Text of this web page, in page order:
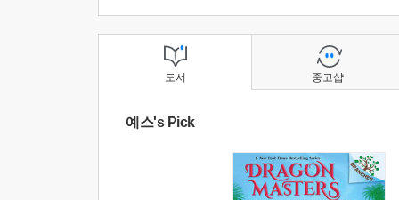
도서
예스's Pick
중고샵